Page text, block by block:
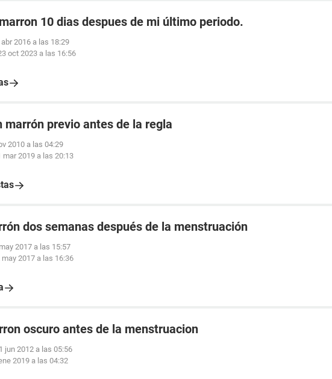
10 dias despues de mi último periodo.
abr 2016 a las 18:29
oct 2023 a las 16:56
marrón previo antes de la regla
2010 a las 04:29
mar 2019 a las 20:13
dos semanas después de la menstruación
2017 a las 15:57
may 2017 a las 16:36
oscuro antes de la menstruacion
jun 2012 a las 05:56
2019 a las 04:32